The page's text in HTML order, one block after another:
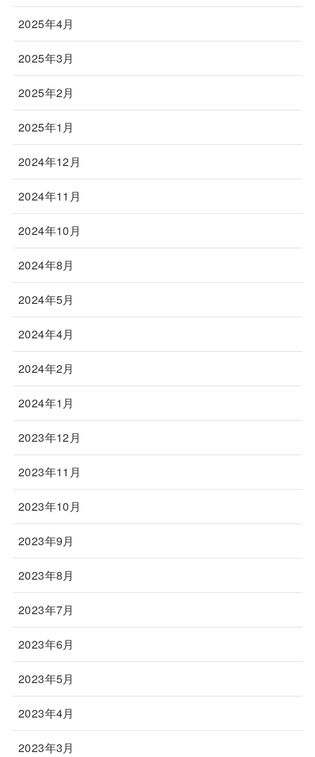
2025年4月
2025年3月
2025年2月
2025年1月
2024年12月
2024年11月
2024年10月
2024年8月
2024年5月
2024年4月
2024年2月
2024年1月
2023年12月
2023年11月
2023年10月
2023年9月
2023年8月
2023年7月
2023年6月
2023年5月
2023年4月
2023年3月